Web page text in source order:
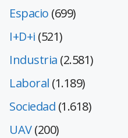
Espacio (699)
I+D+i (521)
Industria (2.581)
Laboral (1.189)
Sociedad (1.618)
UAV(200)